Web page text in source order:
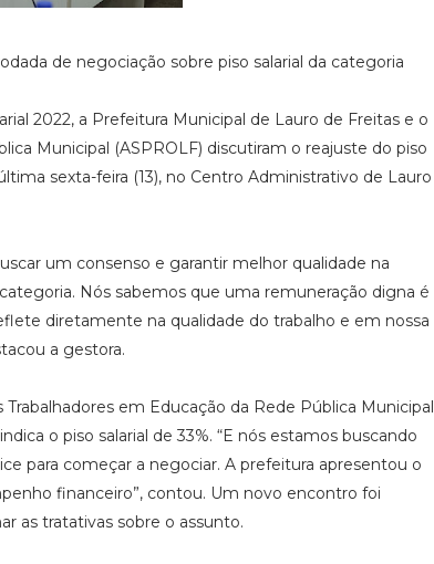
de negociação sobre piso salarial da categoria
2022, a Prefeitura Municipal de Lauro de Freitas e o
Municipal (ASPROLF) discutiram o reajuste do piso
sexta-feira (13), no Centro Administrativo de Lauro
um consenso e garantir melhor qualidade na
Nós sabemos que uma remuneração digna é
diretamente na qualidade do trabalho e em nossa
a gestora.
em Educação da Rede Pública Municipal
o piso salarial de 33%. “E nós estamos buscando
para começar a negociar. A prefeitura apresentou o
financeiro”, contou. Um novo encontro foi
as tratativas sobre o assunto.